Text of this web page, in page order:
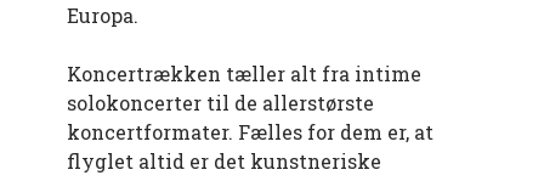
Europa.
Koncertrækken tæller alt fra intime
solokoncerter til de allerstørste
koncertformater. Fælles for dem er, at
flyglet altid er det kunstneriske